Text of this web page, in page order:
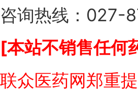
咨询热线：
[本站不销售任何
联众医药网郑重